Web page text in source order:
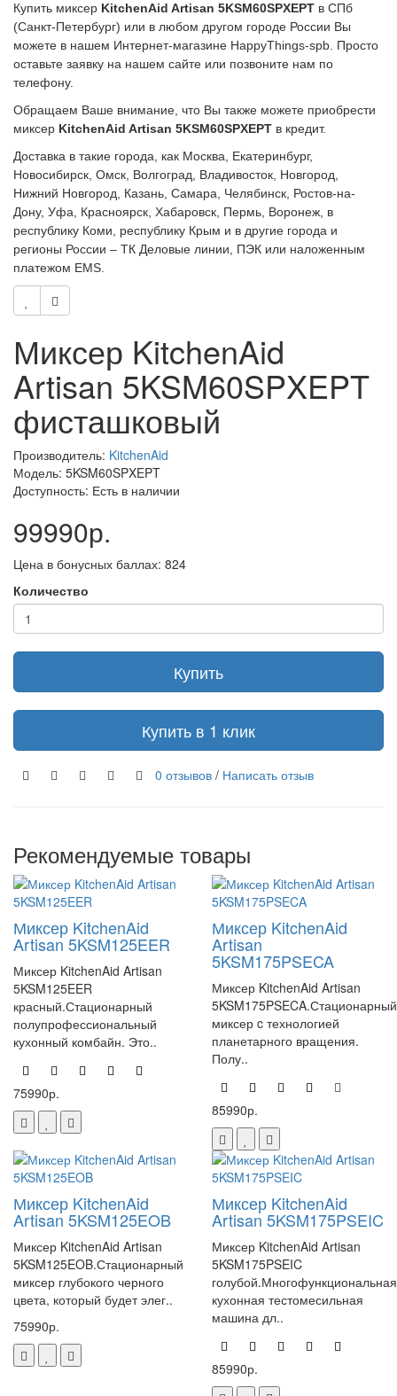
Купить миксер KitchenAid Artisan 5KSM60SPXEPT в СПб
(Санкт-Петербург) или в любом другом городе России Вы
можете в нашем Интернет-магазине HappyThings-spb. Просто
оставьте заявку на нашем сайте или позвоните нам по
телефону.
Обращаем Ваше внимание, что Вы также можете приобрести
миксер KitchenAid Artisan 5KSM60SPXEPT в кредит.
Доставка в такие города, как Москва, Екатеринбург,
Новосибирск, Омск, Волгоград, Владивосток, Новгород,
Нижний Новгород, Казань, Самара, Челябинск, Ростов-на-
Дону, Уфа, Красноярск, Хабаровск, Пермь, Воронеж, в
республику Коми, республику Крым и в другие города и
регионы России – ТК Деловые линии, ПЭК или наложенным
платежом EMS.
Миксер KitchenAid
Artisan 5KSM60SPXEPT
фисташковый
Производитель: KitchenAid
Модель: 5KSM60SPXEPT
Доступность: Есть в наличии
99990р.
Цена в бонусных баллах: 824
Количество
Купить
Купить в 1 клик
0 отзывов / Написать отзыв
Рекомендуемые товары
Миксер KitchenAid
Artisan 5KSM125EER
Миксер KitchenAid Artisan
5KSM125EER
красный.Стационарный
полупрофессиональный
кухонный комбайн. Это..
75990р.
Миксер KitchenAid
Artisan
5KSM175PSECA
Миксер KitchenAid Artisan
5KSM175PSECA.Стационарный
миксер c технологией
планетарного вращения.
Полу..
85990р.
Миксер KitchenAid
Artisan 5KSM125EOB
Миксер KitchenAid Artisan
5KSM125EOB.Стационарный
миксер глубокого черного
цвета, который будет элег..
75990р.
Миксер KitchenAid
Artisan 5KSM175PSEIC
Миксер KitchenAid Artisan
5KSM175PSEIC
голубой.Многофункциональная
кухонная тестомесильная
машина дл..
85990р.